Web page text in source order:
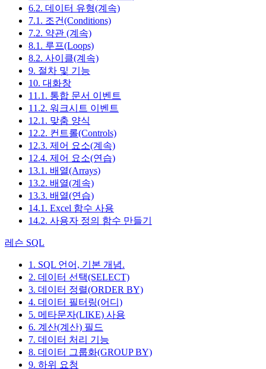
6.2. 데이터 유형(계속)
7.1. 조건(Conditions)
7.2. 약관 (계속)
8.1. 루프(Loops)
8.2. 사이클(계속)
9. 절차 및 기능
10. 대화창
11.1. 통합 문서 이벤트
11.2. 워크시트 이벤트
12.1. 맞춤 양식
12.2. 컨트롤(Controls)
12.3. 제어 요소(계속)
12.4. 제어 요소(연습)
13.1. 배열(Arrays)
13.2. 배열(계속)
13.3. 배열(연습)
14.1. Excel 함수 사용
14.2. 사용자 정의 함수 만들기
레슨 SQL
1. SQL 언어, 기본 개념.
2. 데이터 선택(SELECT)
3. 데이터 정렬(ORDER BY)
4. 데이터 필터링(어디)
5. 메타문자(LIKE) 사용
6. 계산(계산) 필드
7. 데이터 처리 기능
8. 데이터 그룹화(GROUP BY)
9. 하위 요청